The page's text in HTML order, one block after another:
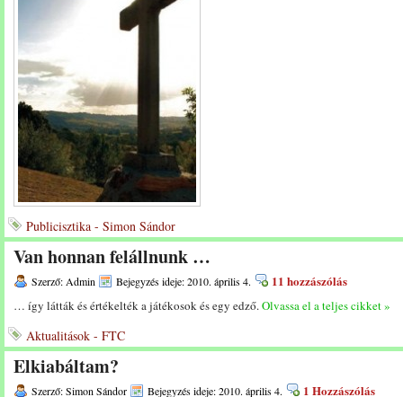
Publicisztika - Simon Sándor
Van honnan felállnunk …
Szerző: Admin Bejegyzés ideje: 2010. április 4. 11 hozzászólás
… így látták és értékelték a játékosok és egy edző.Olvassa el a teljes cikket »
Aktualitások - FTC
Elkiabáltam?
Szerző: Simon Sándor Bejegyzés ideje: 2010. április 4. 1 Hozzászólás